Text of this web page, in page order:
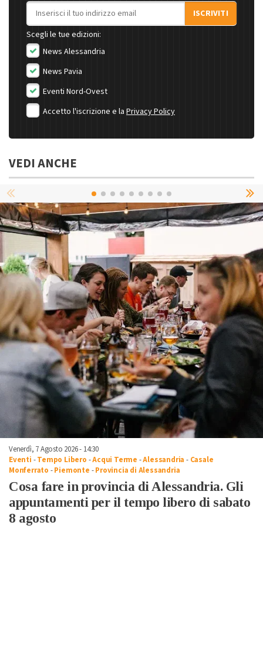
Indirizzo email
ISCRIVITI
Scegli le tue edizioni:
News Alessandria
News Pavia
Eventi Nord-Ovest
Accetto l'iscrizione e la Privacy Policy
VEDI ANCHE
Venerdì, 7 Agosto 2026 - 14:30
Eventi -Tempo Libero -Acqui Terme -Alessandria - Casale
Monferrato -Piemonte -Provincia di Alessandria
Cosa fare in provincia di Alessandria. Gli
appuntamenti per il tempo libero di sabato
8 agosto